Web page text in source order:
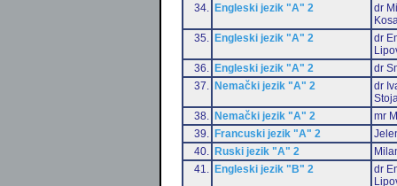
34.
Engleski jezik "A" 2
dr
35.
Engleski jezik "A" 2
dr
36.
Engleski jezik "A" 2
dr
37.
Nemački jezik "A" 2
dr
38.
Nemački jezik "A" 2
mr
39.
Francuski jezik "A" 2
40.
Ruski jezik "A" 2
41.
Engleski jezik "B" 2
dr